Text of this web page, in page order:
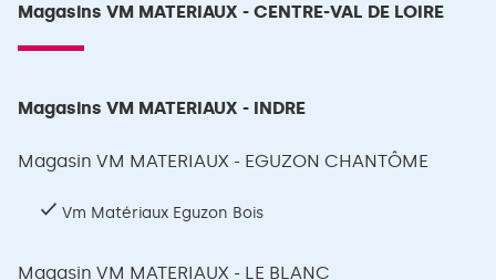
Magasins VM MATERIAUX - CENTRE-VAL DE LOIRE
Magasins VM MATERIAUX - INDRE
Magasin VM MATERIAUX - EGUZON CHANTÔME
Vm Matériaux Eguzon Bois
Magasin VM MATERIAUX - LE BLANC